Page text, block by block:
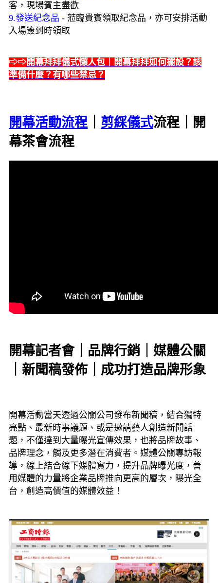
客，現場賓主盡歡
9.發送紀念品 - 蒞臨貴賓領取紀念品，亦可安排活動
入場簽到時領取
⇨⇨開幕拜拜儀式懶人包｜開幕拜拜如何擺設？該
準備什麼？有哪些禁忌？
開幕活動流程 剪綵儀式流程｜開
幕茶會流程
開幕記者會｜品牌行銷｜媒體公關
｜新聞稿發佈｜成功打造品牌形象
開幕活動當天透過公關公司發布新聞稿，結合獨特
亮點、最新時事議題、或是邀請藝人創造新聞話
題，不僅達到大量曝光宣傳效果，也將品牌故事、
品牌理念，觸及更多潛在消費者。媒體公關專訪報
導，線上結合線下媒體實力，提升品牌曝光度，善
用媒體的力量將企業品牌推向更高的層次，曝光全
台，創造高價值的媒體效益！